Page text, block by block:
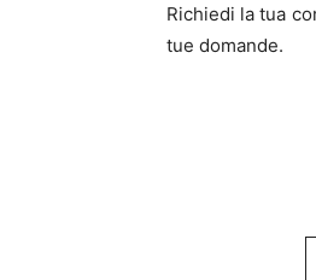
Richiedi la tua
tue domande.